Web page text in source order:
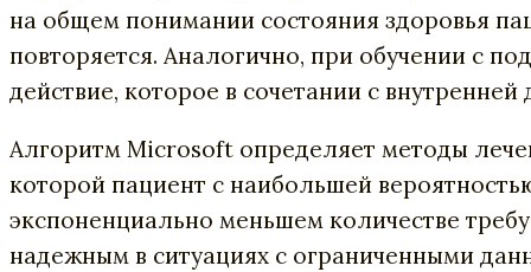
на общем понимании состояния здоровья
повторяется. Аналогично, при обучении с
действие, которое в сочетании с
Алгоритм Microsoft определяет методы
которой пациент с наибольшей
экспоненциально меньшем количестве
надежным в ситуациях с ограниченными